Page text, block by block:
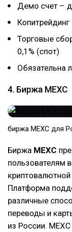
Демо счет –
Торговые
0,1% (спот)
Обязательна
4. Биржа MEXC
биржа MEXC для
Биржа MEXC
пользователям
криптовалютной
Платформа
различные
переводы и
из России.